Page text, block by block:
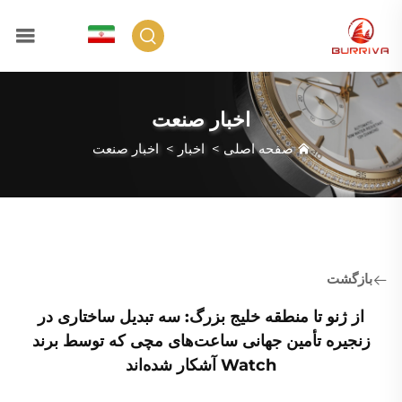
اخبار صنعت
صفحه اصلی > اخبار > اخبار صنعت
بازگشت
از ژنو تا منطقه خلیج بزرگ: سه تبدیل ساختاری در
زنجیره تأمین جهانی ساعت‌های مچی که توسط برند
Watch آشکار شده‌اند